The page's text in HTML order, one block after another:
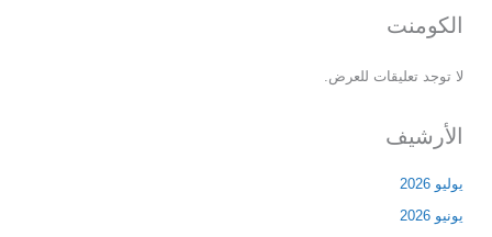
الكومنت
لا توجد تعليقات للعرض.
الأرشيف
يوليو 2026
يونيو 2026